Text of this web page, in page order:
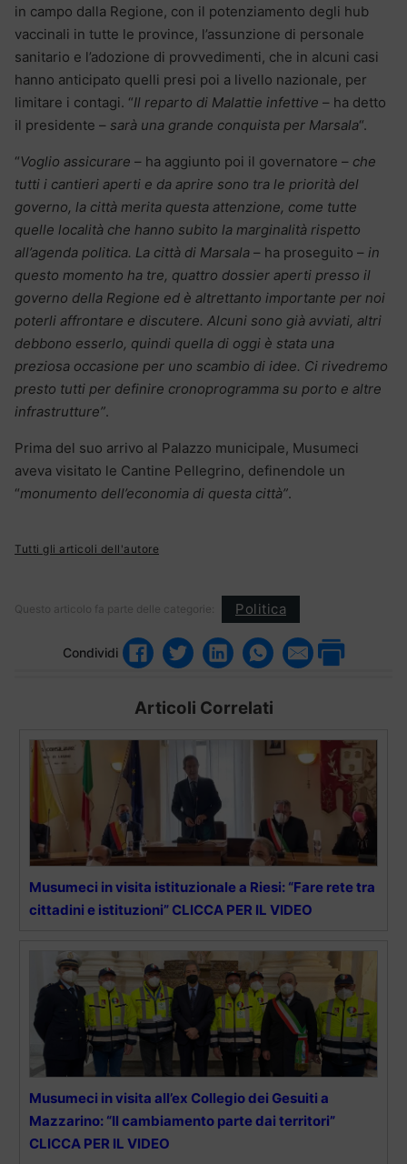
in campo dalla Regione, con il potenziamento degli hub
vaccinali in tutte le province, l’assunzione di personale
sanitario e l’adozione di provvedimenti, che in alcuni casi
hanno anticipato quelli presi poi a livello nazionale, per
limitare i contagi. “Il reparto di Malattie infettive – ha detto
il presidente – sarà una grande conquista per Marsala“.
“Voglio assicurare – ha aggiunto poi il governatore – che
tutti i cantieri aperti e da aprire sono tra le priorità del
governo, la città merita questa attenzione, come tutte
quelle località che hanno subito la marginalità rispetto
all’agenda politica. La città di Marsala – ha proseguito – in
questo momento ha tre, quattro dossier aperti presso il
governo della Regione ed è altrettanto importante per noi
poterli affrontare e discutere. Alcuni sono già avviati, altri
debbono esserlo, quindi quella di oggi è stata una
preziosa occasione per uno scambio di idee. Ci rivedremo
presto tutti per definire cronoprogramma su porto e altre
infrastrutture”.
Prima del suo arrivo al Palazzo municipale, Musumeci
aveva visitato le Cantine Pellegrino, definendole un
“monumento dell’economia di questa città”.
Tutti gli articoli dell'autore
Questo articolo fa parte delle categorie: Politica
Condividi
Articoli Correlati
Musumeci in visita istituzionale a Riesi: “Fare rete tra
cittadini e istituzioni” CLICCA PER IL VIDEO
Musumeci in visita all’ex Collegio dei Gesuiti a
Mazzarino: “Il cambiamento parte dai territori”
CLICCA PER IL VIDEO